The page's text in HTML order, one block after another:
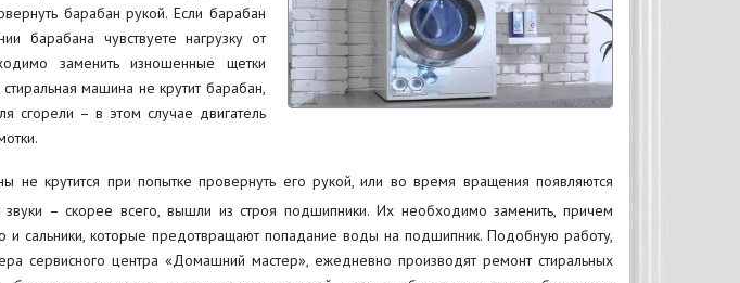
барабан рукой. Если барабан
барабана чувствуете нагрузку от
заменить изношенные щетки
машина не крутит барабан,
сгорели – в этом случае двигатель
не крутится при попытке провернуть его рукой, или во время вращения появляются
звуки – скорее всего, вышли из строя подшипники. Их необходимо заменить, причем
и сальники, которые предотвращают попадание воды на подшипник. Подобную работу,
сервисного центра «Домашний мастер», ежедневно производят ремонт стиральных